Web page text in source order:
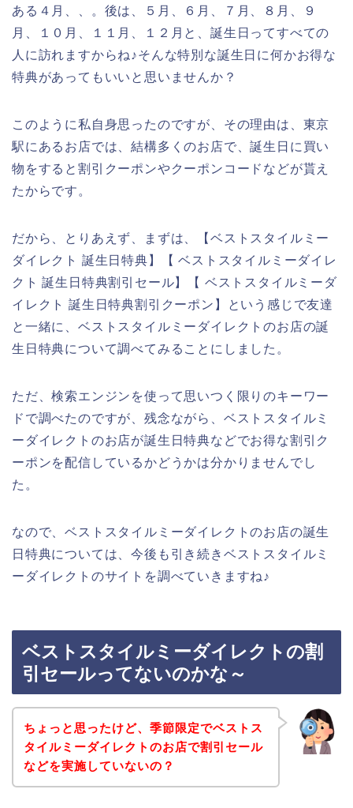
ある４月、、。後は、５月、６月、７月、８月、９
月、１０月、１１月、１２月と、誕生日ってすべての
人に訪れますからね♪そんな特別な誕生日に何かお得な
特典があってもいいと思いませんか？
このように私自身思ったのですが、その理由は、東京
駅にあるお店では、結構多くのお店で、誕生日に買い
物をすると割引クーポンやクーポンコードなどが貰え
たからです。
だから、とりあえず、まずは、【ベストスタイルミー
ダイレクト 誕生日特典】【 ベストスタイルミーダイレ
クト 誕生日特典割引セール】【 ベストスタイルミーダ
イレクト 誕生日特典割引クーポン】という感じで友達
と一緒に、ベストスタイルミーダイレクトのお店の誕
生日特典について調べてみることにしました。
ただ、検索エンジンを使って思いつく限りのキーワー
ドで調べたのですが、残念ながら、ベストスタイルミ
ーダイレクトのお店が誕生日特典などでお得な割引ク
ーポンを配信しているかどうかは分かりませんでし
た。
なので、ベストスタイルミーダイレクトのお店の誕生
日特典については、今後も引き続きベストスタイルミ
ーダイレクトのサイトを調べていきますね♪
ベストスタイルミーダイレクトの割
引セールってないのかな～
ちょっと思ったけど、季節限定でベストス
タイルミーダイレクトのお店で割引セール
などを実施していないの？